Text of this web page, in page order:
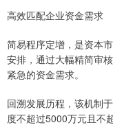
高效匹配企业资金需求
简易程序定增，是资本
安排，通过大幅精简审
紧急的资金需求。
回溯发展历程，该机制
度不超过5000万元且不